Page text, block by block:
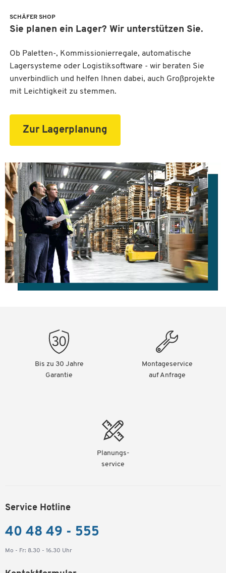
SCHÄFER SHOP
Sie planen ein Lager? Wir unterstützen Sie.
Ob Paletten-, Kommissionierregale, automatische
Lagersysteme oder Logistiksoftware - wir beraten Sie
unverbindlich und helfen Ihnen dabei, auch Großprojekte
mit Leichtigkeit zu stemmen.
Zur Lagerplanung
Bis zu 30 Jahre
Garantie
Montageservice
auf Anfrage
Planungs-
service
Service Hotline
40 48 49 - 555
Mo - Fr: 8.30 - 16.30 Uhr